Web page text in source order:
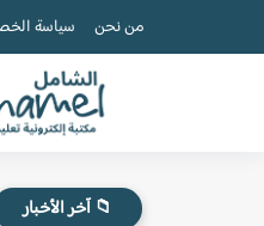
من نحن سياسة
📁 آخر الأخبار